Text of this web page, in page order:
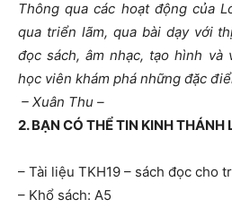
Thông qua các hoạt động của
qua triển lãm, qua bài dạy với
đọc sách, âm nhạc, tạo hình và
học viên khám phá những đặc
– Xuân Thu –
2. BẠN CÓ THỂ TIN KINH
– Tài liệu TKH19 – sách đọc cho
– Khổ sách: A5